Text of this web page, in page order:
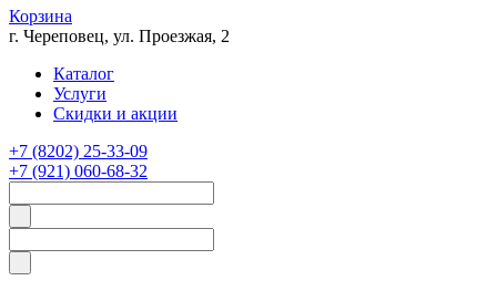
Корзина
г. Череповец, ул. Проезжая, 2
Каталог
Услуги
Скидки и акции
+7 (8202) 25-33-09
+7 (921) 060-68-32